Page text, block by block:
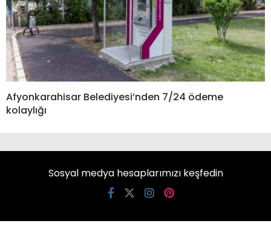
Afyonkarahisar Belediyesi’nden 7/24 ödeme
kolaylığı
Sosyal medya hesaplarımızı keşfedin